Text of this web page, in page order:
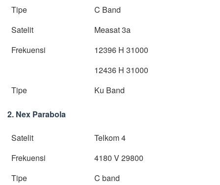
Tipe
C Band
Satelit
Measat 3a
Frekuensi
12396 H 31000
12436 H 31000
Tipe
Ku Band
2. Nex Parabola
Satelit
Telkom 4
Frekuensi
4180 V 29800
Tipe
C band